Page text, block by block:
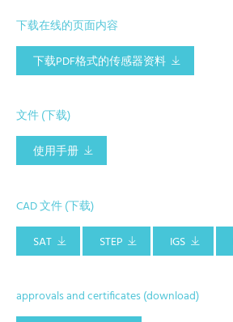
下载在线的页面内容
下载PDF格式的传感器资料
文件 (下载)
使用手册
CAD 文件 (下载)
SAT
STEP IGS
approvals and certificates (download)